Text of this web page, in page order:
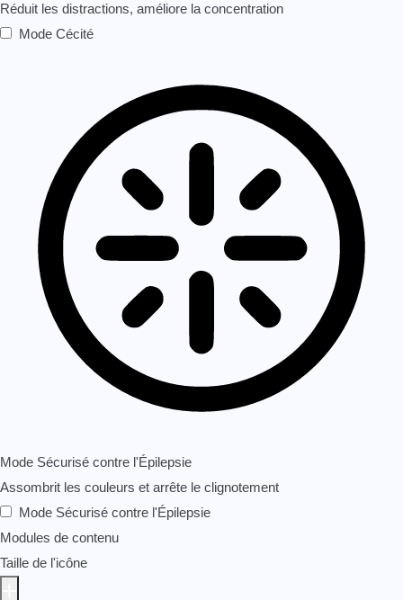
Réduit les distractions, améliore la concentration
Mode Cécité
Mode Sécurisé contre l'Épilepsie
Assombrit les couleurs et arrête le clignotement
Mode Sécurisé contre l'Épilepsie
Modules de contenu
Taille de l'icône